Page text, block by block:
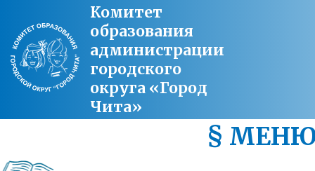
Комитет
образования
администрации
городского
округа «Город
Чита»
§